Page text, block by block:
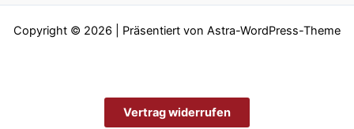
Copyright © 2026 | Präsentiert von Astra-WordPress-Theme
Vertrag widerrufen